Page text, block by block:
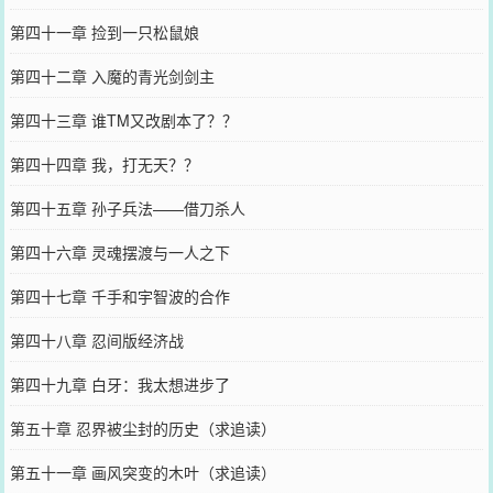
第四十一章 捡到一只松鼠娘
第四十二章 入魔的青光剑剑主
第四十三章 谁TM又改剧本了？？
第四十四章 我，打无天？？
第四十五章 孙子兵法——借刀杀人
第四十六章 灵魂摆渡与一人之下
第四十七章 千手和宇智波的合作
第四十八章 忍间版经济战
第四十九章 白牙：我太想进步了
第五十章 忍界被尘封的历史（求追读）
第五十一章 画风突变的木叶（求追读）